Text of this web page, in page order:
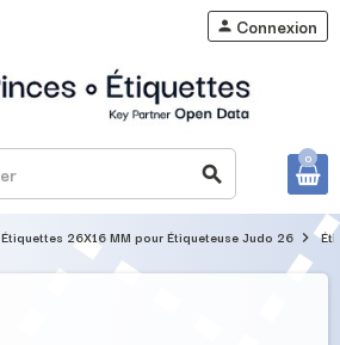
search
person Connexion
0
Étiquettes 26X16 MM pour Étiqueteuse Judo 26 chevron_right